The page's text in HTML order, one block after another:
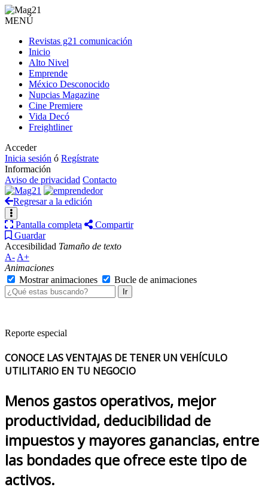
MENÚ
Revistas g21 comunicación
Inicio
Alto Nivel
Emprende
México Desconocido
Nupcias Magazine
Cine Premiere
Vida Decó
Freightliner
Acceder
Inicia sesión ó Regístrate
Información
Aviso de privacidad Contacto
Regresar a la edición
Pantalla completa
Compartir
Guardar
Accesibilidad Tamaño de texto
A- A+
Animaciones
Mostrar animaciones
Bucle de animaciones
Ir
Reporte especial
CONOCE LAS VENTAJAS DE TENER UN VEHÍCULO
UTILITARIO EN TU NEGOCIO
Menos gastos operativos, mejor
productividad, deducibilidad de
impuestos y mayores ganancias, entre
las bondades que ofrece este tipo de
activos.